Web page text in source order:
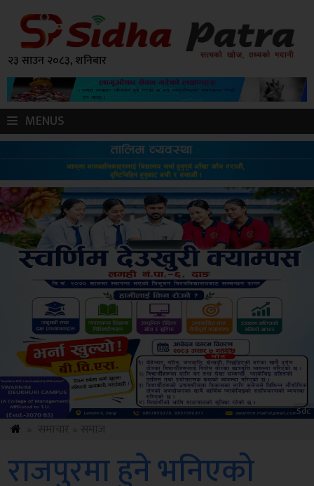
२३ साउन २०८३, शनिबार
MENUS
Amb
राजपुरमा हुने भनिएको